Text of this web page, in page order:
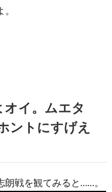
イ。ムエタ
ントにすげえ
朗戦を観てみると……。